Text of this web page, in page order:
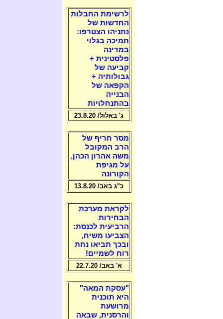
לרשימת החבלות
החדשות של
נתניהו הצטרפו:
תמיכה בגלוי
במדינה
פלסטינית +
קביעה של
גבולותיה +
הקפאה של
הבנייה
בהתנחלויות
ג' באלול/ 23.8.20
מסר חריף של
הרב המקובל
משה אהרון הכהן,
על מגיפת
הקורונה
כ"ג באב/ 13.8.20
לקראת מערכת
הבחירות
הרביעית לכנסת:
הצביעו משיח,
ובכך תביאו נחת
רוח לשמיים!
א' באב/ 22.7.20
"עסקת המאה"
היא תוכנית
מרושעת
והרסנית, שבאה